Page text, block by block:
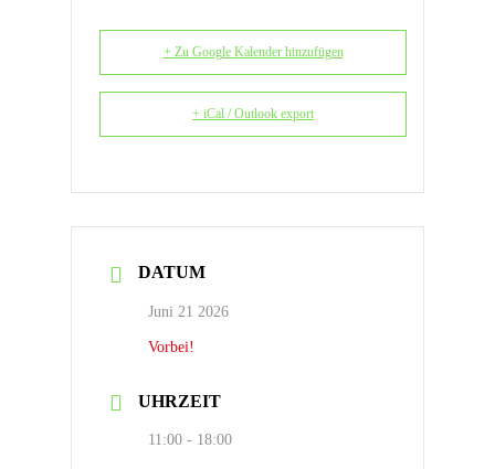
+ Zu Google Kalender hinzufügen
+ iCal / Outlook export
DATUM
Juni 21 2026
Vorbei!
UHRZEIT
11:00 - 18:00